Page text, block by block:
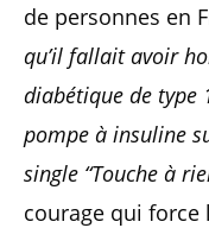
de personnes en
qu’il fallait avoir
diabétique de type
pompe à insuline
single “Touche à
courage qui